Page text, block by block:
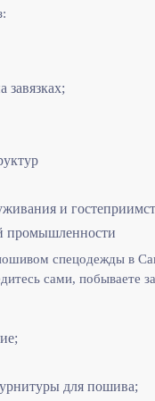
завязках;
и
промышленности
спецодежды в
сами, побываете
для пошива;